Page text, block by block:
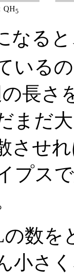
QH5
なる
いる
長さ
まだ
させ
プス
数を
小さ